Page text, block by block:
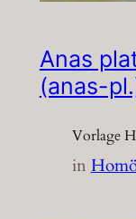
Anas
(anas-
Vorlage
in